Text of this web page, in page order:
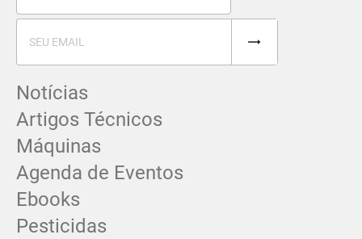
Notícias
Artigos Técnicos
Máquinas
Agenda de Eventos
Ebooks
Pesticidas